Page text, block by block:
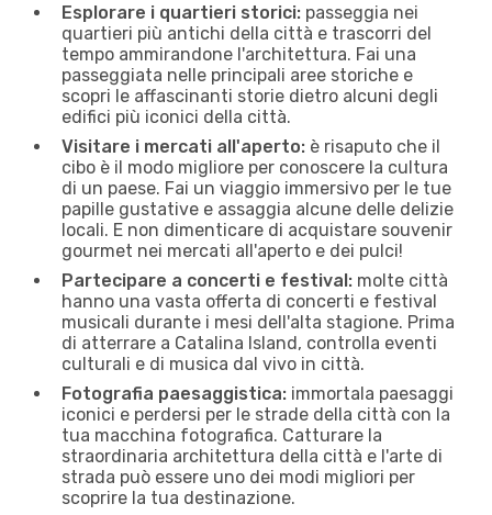
Esplorare i quartieri storici: passeggia nei
quartieri più antichi della città e trascorri del
tempo ammirandone l'architettura. Fai una
passeggiata nelle principali aree storiche e
scopri le affascinanti storie dietro alcuni degli
edifici più iconici della città.
Visitare i mercati all'aperto: è risaputo che il
cibo è il modo migliore per conoscere la cultura
di un paese. Fai un viaggio immersivo per le tue
papille gustative e assaggia alcune delle delizie
locali. E non dimenticare di acquistare souvenir
gourmet nei mercati all'aperto e dei pulci!
Partecipare a concerti e festival: molte città
hanno una vasta offerta di concerti e festival
musicali durante i mesi dell'alta stagione. Prima
di atterrare a Catalina Island, controlla eventi
culturali e di musica dal vivo in città.
Fotografia paesaggistica: immortala paesaggi
iconici e perdersi per le strade della città con la
tua macchina fotografica. Catturare la
straordinaria architettura della città e l'arte di
strada può essere uno dei modi migliori per
scoprire la tua destinazione.